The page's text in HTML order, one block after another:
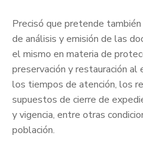
Precisó que pretende
de análisis y emisión de las
el mismo en materia de
preservación y restauración al
los tiempos de atención, los
supuestos de cierre de
y vigencia, entre otras
población.